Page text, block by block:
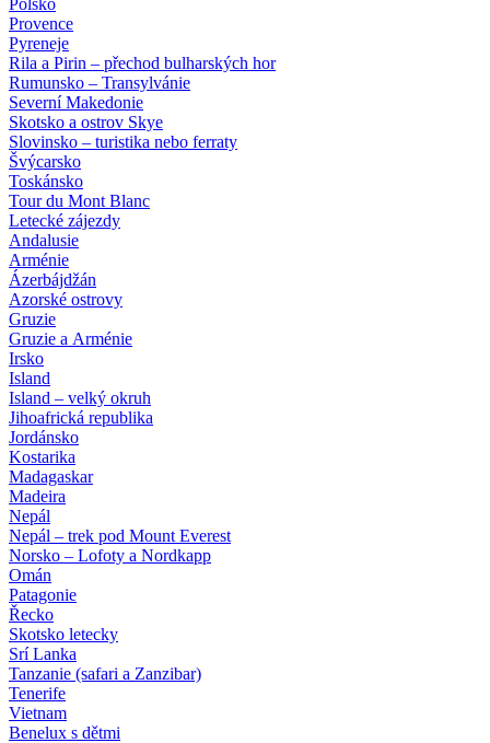
Polsko
Provence
Pyreneje
Rila a Pirin – přechod bulharských hor
Rumunsko – Transylvánie
Severní Makedonie
Skotsko a ostrov Skye
Slovinsko – turistika nebo ferraty
Švýcarsko
Toskánsko
Tour du Mont Blanc
Letecké zájezdy
Andalusie
Arménie
Ázerbájdžán
Azorské ostrovy
Gruzie
Gruzie a Arménie
Irsko
Island
Island – velký okruh
Jihoafrická republika
Jordánsko
Kostarika
Madagaskar
Madeira
Nepál
Nepál – trek pod Mount Everest
Norsko – Lofoty a Nordkapp
Omán
Patagonie
Řecko
Skotsko letecky
Srí Lanka
Tanzanie (safari a Zanzibar)
Tenerife
Vietnam
Benelux s dětmi